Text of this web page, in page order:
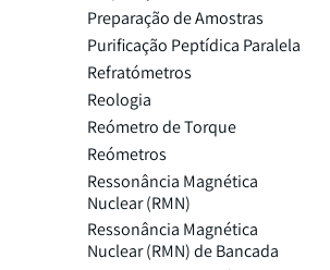
Preparação de Amostras
Purificação Peptídica Paralela
Refratómetros
Reologia
Reómetro de Torque
Reómetros
Ressonância Magnética
Nuclear (RMN)
Ressonância Magnética
Nuclear (RMN) de Bancada